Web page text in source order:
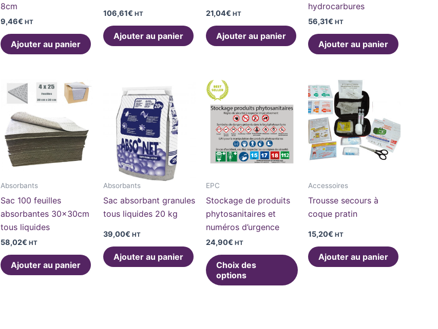
8cm
9,46€ HT
Ajouter au panier
106,61€ HT
Ajouter au panier
21,04€ HT
Ajouter au panier
hydrocarbures
56,31€ HT
Ajouter au panier
Absorbants
Sac 100 feuilles
absorbantes 30x30cm
tous liquides
58,02€ HT
Ajouter au panier
Absorbants
Sac absorbant granules
tous liquides 20 kg
39,00€ HT
Ajouter au panier
EPC
Stockage de produits
phytosanitaires et
numéros d’urgence
24,90€ HT
Choix des
options
Ce
produit
plusieurs
variations.
Les
être
choisies
sur
page
produit
Accessoires
Trousse secours à
coque pratin
15,20€ HT
Ajouter au panier